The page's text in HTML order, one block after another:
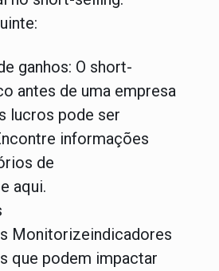
ganhos: O short-
antes de uma empresa
lucros pode ser
informações
de
e aqui.
Monitorizeindicadores
que podem impactar